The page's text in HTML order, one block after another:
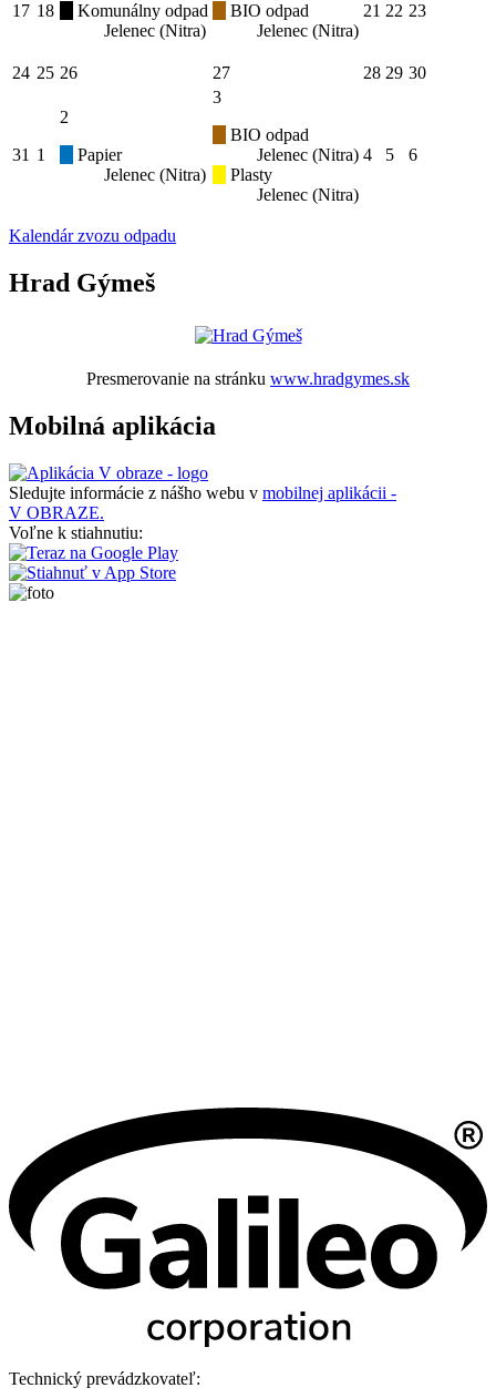
17 18
Komunálny odpad
Jelenec (Nitra)
BIO odpad
Jelenec (Nitra)
21 22 23
24 25 26 27 28 29 30
31 1
2
Papier
Jelenec (Nitra)
3
BIO odpad
Jelenec (Nitra)
Plasty
Jelenec (Nitra)
4 5 6
Kalendár zvozu odpadu
Hrad Gýmeš
Presmerovanie na stránku www.hradgymes.sk
Mobilná aplikácia
Sledujte informácie z nášho webu v mobilnej aplikácii -
V OBRAZE.
Voľne k stiahnutiu:
Technický prevádzkovateľ: